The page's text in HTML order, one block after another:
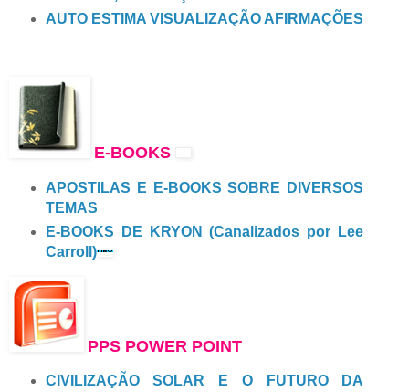
AUTO ESTIMA VISUALIZAÇÃO AFIRMAÇÕES
E-BOOKS
APOSTILAS E E-BOOKS SOBRE DIVERSOS
TEMAS
E-BOOKS DE KRYON (Canalizados por Lee
Carroll)
PPS POWER POINT
CIVILIZAÇÃO SOLAR E O FUTURO DA